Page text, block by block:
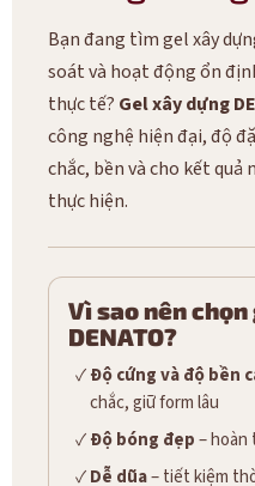
Bạn đang tìm gel xây
soát và hoạt động ổn
thực tế? Gel xây dựng
công nghệ hiện đại, độ
chắc, bền và cho kết
thực hiện.
Vì sao nên
DENATO?
Độ cứng và độ bền
chắc, giữ form lâu
Độ bóng đẹp– hoàn
Dễ dũa– tiết kiệm